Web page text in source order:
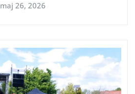
maj 26, 2026